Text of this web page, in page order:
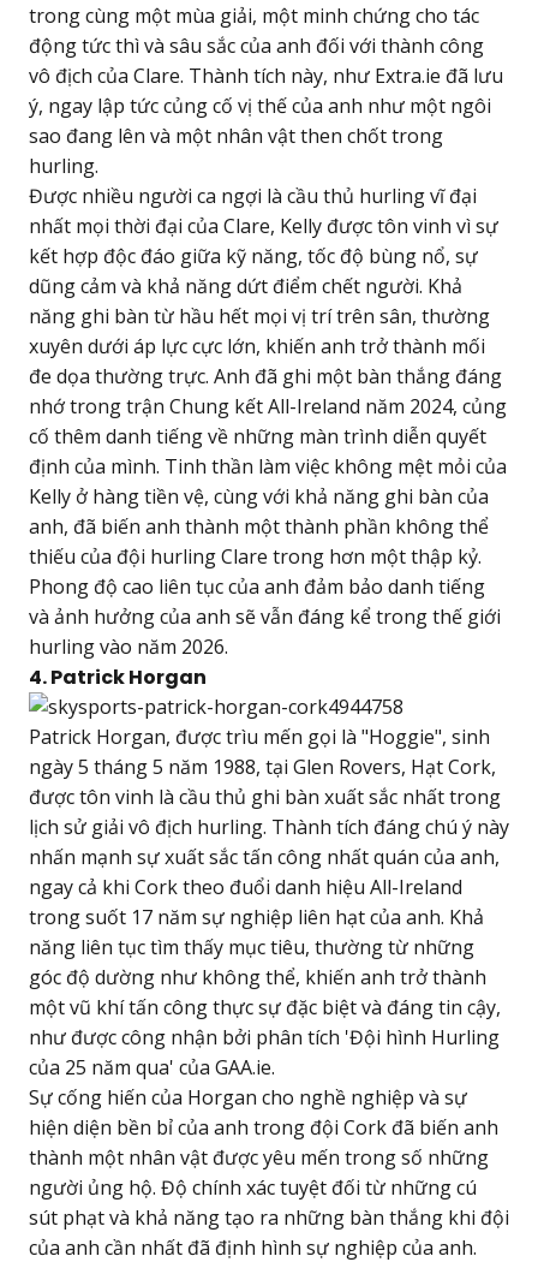
trong cùng một mùa giải, một minh chứng cho tác
động tức thì và sâu sắc của anh đối với thành công
vô địch của Clare. Thành tích này, như Extra.ie đã lưu
ý, ngay lập tức củng cố vị thế của anh như một ngôi
sao đang lên và một nhân vật then chốt trong
hurling.
Được nhiều người ca ngợi là cầu thủ hurling vĩ đại
nhất mọi thời đại của Clare, Kelly được tôn vinh vì sự
kết hợp độc đáo giữa kỹ năng, tốc độ bùng nổ, sự
dũng cảm và khả năng dứt điểm chết người. Khả
năng ghi bàn từ hầu hết mọi vị trí trên sân, thường
xuyên dưới áp lực cực lớn, khiến anh trở thành mối
đe dọa thường trực. Anh đã ghi một bàn thắng đáng
nhớ trong trận Chung kết All-Ireland năm 2024, củng
cố thêm danh tiếng về những màn trình diễn quyết
định của mình. Tinh thần làm việc không mệt mỏi của
Kelly ở hàng tiền vệ, cùng với khả năng ghi bàn của
anh, đã biến anh thành một thành phần không thể
thiếu của đội hurling Clare trong hơn một thập kỷ.
Phong độ cao liên tục của anh đảm bảo danh tiếng
và ảnh hưởng của anh sẽ vẫn đáng kể trong thế giới
hurling vào năm 2026.
4. Patrick Horgan
Patrick Horgan, được trìu mến gọi là "Hoggie", sinh
ngày 5 tháng 5 năm 1988, tại Glen Rovers, Hạt Cork,
được tôn vinh là cầu thủ ghi bàn xuất sắc nhất trong
lịch sử giải vô địch hurling. Thành tích đáng chú ý này
nhấn mạnh sự xuất sắc tấn công nhất quán của anh,
ngay cả khi Cork theo đuổi danh hiệu All-Ireland
trong suốt 17 năm sự nghiệp liên hạt của anh. Khả
năng liên tục tìm thấy mục tiêu, thường từ những
góc độ dường như không thể, khiến anh trở thành
một vũ khí tấn công thực sự đặc biệt và đáng tin cậy,
như được công nhận bởi phân tích 'Đội hình Hurling
của 25 năm qua' của GAA.ie.
Sự cống hiến của Horgan cho nghề nghiệp và sự
hiện diện bền bỉ của anh trong đội Cork đã biến anh
thành một nhân vật được yêu mến trong số những
người ủng hộ. Độ chính xác tuyệt đối từ những cú
sút phạt và khả năng tạo ra những bàn thắng khi đội
của anh cần nhất đã định hình sự nghiệp của anh.